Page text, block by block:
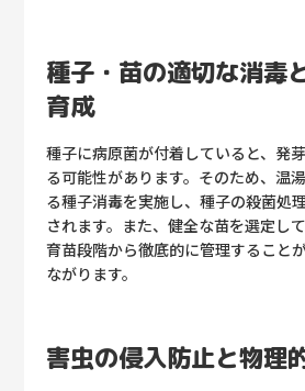
種子・苗の適切な消毒
育成
種子に病原菌が付着していると、発
る可能性があります。そのため、温
る種子消毒を実施し、種子の殺菌処
されます。また、健全な苗を選定し
育苗段階から徹底的に管理すること
ながります。
害虫の侵入防止と物理